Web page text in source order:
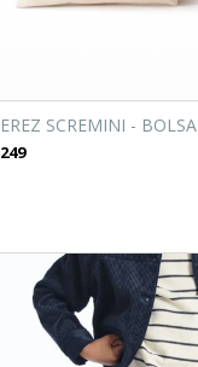
SCREMINI - BOLSA
249